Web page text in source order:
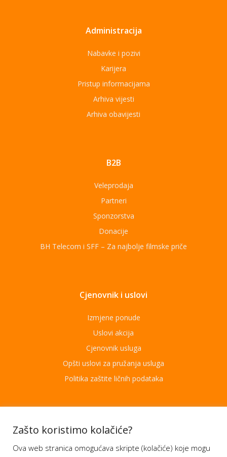
Administracija
Nabavke i pozivi
Karijera
Pristup informacijama
Arhiva vijesti
Arhiva obavijesti
B2B
Veleprodaja
Partneri
Sponzorstva
Donacije
BH Telecom i SFF – Za najbolje filmske priče
Cjenovnik i uslovi
Izmjene ponude
Uslovi akcija
Cjenovnik usluga
Opšti uslovi za pružanja usluga
Politika zaštite ličnih podataka
Aplikacije
Moj BH Telecom
Zašto koristimo kolačiće?
Ova web stranica omogućava skripte (kolačiće) koje mogu